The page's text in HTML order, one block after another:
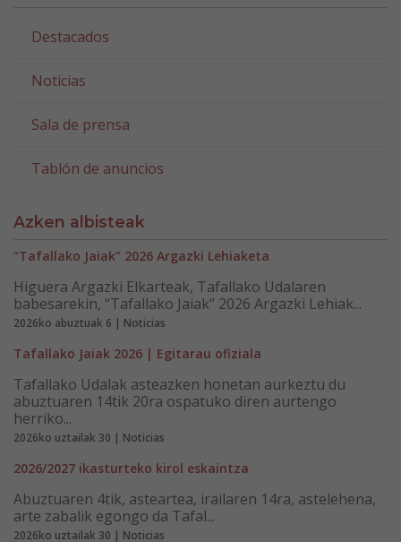
Destacados
Noticias
Sala de prensa
Tablón de anuncios
Azken albisteak
“Tafallako Jaiak” 2026 Argazki Lehiaketa
Higuera Argazki Elkarteak, Tafallako Udalaren
babesarekin, “Tafallako Jaiak” 2026 Argazki Lehiak...
2026ko abuztuak 6 | Noticias
Tafallako Jaiak 2026 | Egitarau ofiziala
Tafallako Udalak asteazken honetan aurkeztu du
abuztuaren 14tik 20ra ospatuko diren aurtengo
herriko...
2026ko uztailak 30 | Noticias
2026/2027 ikasturteko kirol eskaintza
Abuztuaren 4tik, asteartea, irailaren 14ra, astelehena,
arte zabalik egongo da Tafal...
2026ko uztailak 30 | Noticias